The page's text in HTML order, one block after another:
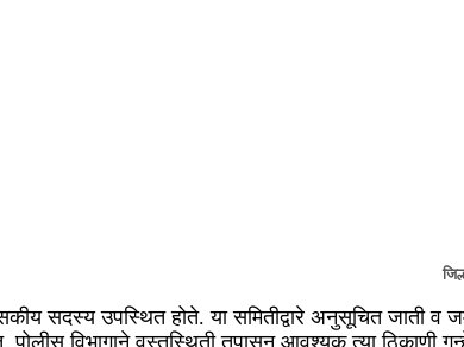
सदस्य उपस्थित होते. या समितीद्वारे अनुसूचित जाती व
पोलीस विभागाने वस्तुस्थिती तपासून आवश्यक त्या